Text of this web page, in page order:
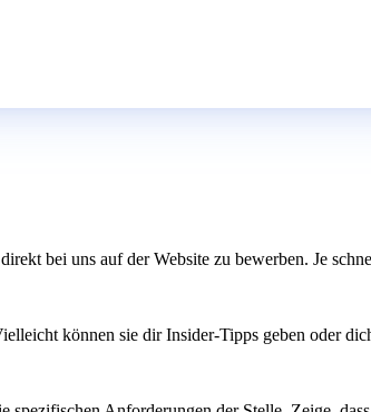
bei uns auf der Website zu bewerben. Je
können sie dir Insider-Tipps geben oder